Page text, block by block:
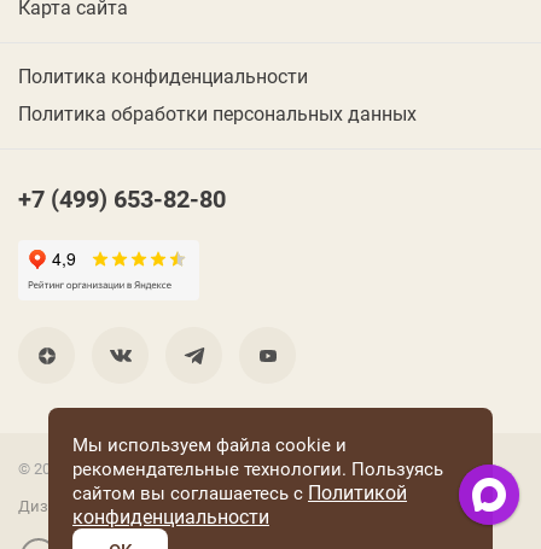
Карта сайта
Политика конфиденциальности
Политика обработки персональных данных
+7 (499) 653-82-80
© 2001 Группа компаний «Конфаэль»
Дизайн —RUSO
Мы используем файла cookie и
рекомендательные технологии. Пользуясь
сайтом вы соглашаетесь с Политикой
конфиденциальности